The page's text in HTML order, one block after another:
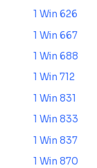
1 Win 626
1 Win 667
1 Win 688
1 Win 712
1 Win 831
1 Win 833
1 Win 837
1 Win 870